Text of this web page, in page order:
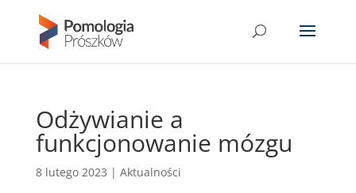
Odżywianie a
funkcjonowanie mózgu
8 lutego 2023 | Aktualności